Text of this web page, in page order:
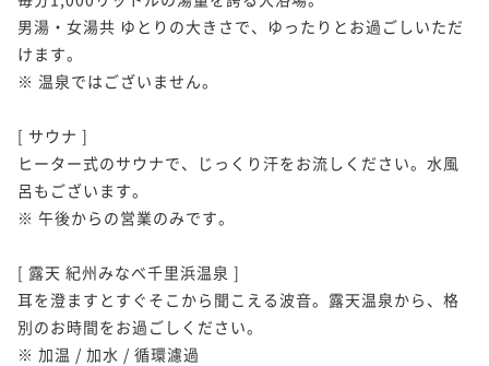
男湯・女湯共 ゆとりの大きさで、ゆったりとお過ごしいただ
けます。
※ 温泉ではございません。
[ サウナ ]
ヒーター式のサウナで、じっくり汗をお流しください。水風
呂もございます。
※ 午後からの営業のみです。
[ 露天 紀州みなべ千里浜温泉 ]
耳を澄ますとすぐそこから聞こえる波音。露天温泉から、格
別のお時間をお過ごしください。
※ 加温 / 加水 / 循環濾過